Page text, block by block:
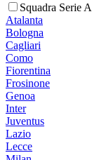
Squadra Serie A
Atalanta
Bologna
Cagliari
Como
Fiorentina
Frosinone
Genoa
Inter
Juventus
Lazio
Lecce